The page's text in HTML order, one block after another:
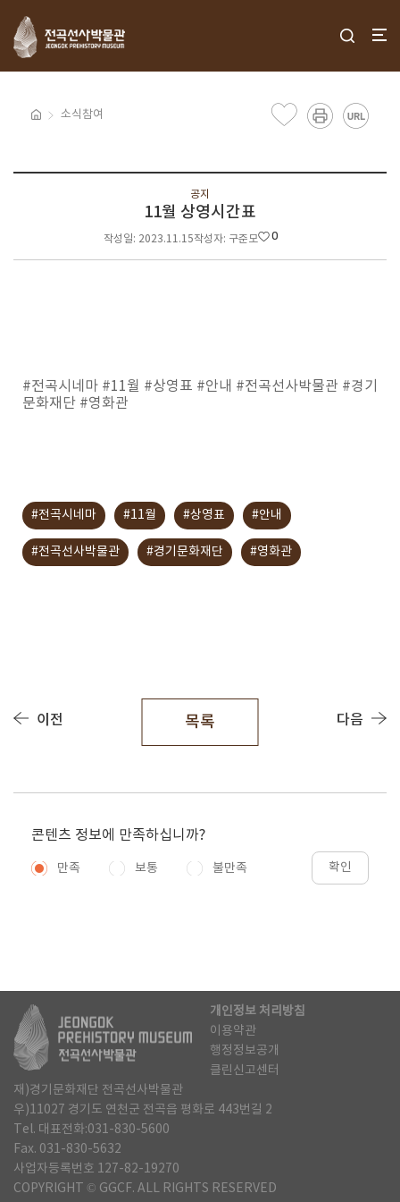
소식참여
공지
11월 상영시간표
작성일: 2023.11.15작성자: 구준모 0
#전곡시네마 #11월 #상영표 #안내 #전곡선사박물관 #경기
문화재단 #영화관
#전곡시네마 #11월 #상영표 #안내
#전곡선사박물관 #경기문화재단 #영화관
이전 목록 다음
콘텐츠 정보에 만족하십니까?
만족 보통 불만족 확인
개인정보 처리방침
이용약관
행정정보공개
클린신고센터
재)경기문화재단 전곡선사박물관
우)11027 경기도 연천군 전곡읍 평화로 443번길 2
Tel. 대표전화:031-830-5600
Fax. 031-830-5632
사업자등록번호 127-82-19270
COPYRIGHT © GGCF. ALL RIGHTS RESERVED